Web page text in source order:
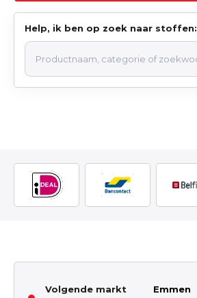
Help, ik ben op zoek naar stoffen:
Volgende markt
Emmen